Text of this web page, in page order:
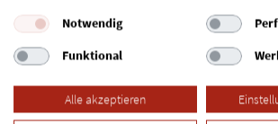
030 - 331 54 15
kurth-zahnarzt.de
zum Profil
Notwendig
Funktional
Alle akzeptieren